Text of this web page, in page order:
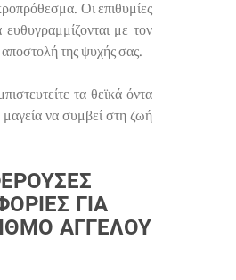
Οι επιθυμίες
ευθυγραμμίζονται με τον
της ψυχής σας.
τα θεϊκά όντα
μαγεία να συμβεί στη ζωή
ΓΙΑ
ΑΓΓΈΛΟΥ